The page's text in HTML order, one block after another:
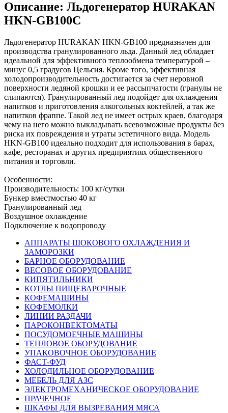
Описание: Льдогенератор HURAKAN
HKN-GB100C
Льдогенератор HURAKAN HKN-GB100 предназначен для
производства гранулированного льда. Данный лед обладает
идеальной для эффективного теплообмена температурой –
минус 0,5 градусов Цельсия. Кроме того, эффективная
холодопроизводительность достигается за счет неровной
поверхности ледяной крошки и ее рассыпчатости (гранулы не
слипаются). Гранулированный лед подойдет для охлаждения
напитков и приготовления алкогольных коктейлей, а так же
напитков фраппе. Такой лед не имеет острых краев, благодаря
чему на него можно выкладывать всевозможные продукты без
риска их повреждения и утраты эстетичного вида. Модель
HKN-GB100 идеально подходит для использования в барах,
кафе, ресторанах и других предприятиях общественного
питания и торговли.
Особенности:
Производительность: 100 кг/сутки
Бункер вместмостью 40 кг
Гранулированный лед
Воздушное охлаждение
Подключение к водопроводу
АППАРАТЫ ШОКОВОГО ОХЛАЖДЕНИЯ И
ЗАМОРОЗКИ
БАРНОЕ ОБОРУДОВАНИЕ
ВЕСОВОЕ ОБОРУДОВАНИЕ
КИПЯТИЛЬНИКИ
КОТЛЫ ПИЩЕВАРОЧНЫЕ
КОФЕМАШИНЫ
КОФЕМОЛКИ
ЛИНИИ РАЗДАЧИ
ПАРОКОНВЕКТОМАТЫ
ПОСУДОМОЕЧНЫЕ МАШИНЫ
ТЕПЛОВОЕ ОБОРУДОВАНИЕ
УПАКОВОЧНОЕ ОБОРУДОВАНИЕ
ФАСТ-ФУД
ХОЛОДИЛЬНОЕ ОБОРУДОВАНИЕ
МЕБЕЛЬ ДЛЯ АЗС
ЭЛЕКТРОМЕХАНИЧЕСКОЕ ОБОРУДОВАНИЕ
ПРАЧЕЧНОЕ
ШКАФЫ ДЛЯ ВЫЗРЕВАНИЯ МЯСА